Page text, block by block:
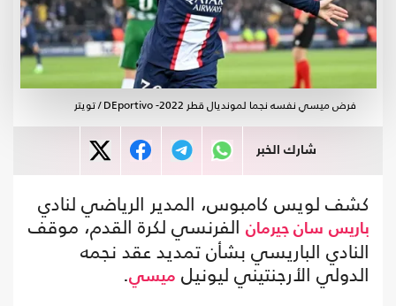
فرض ميسي نفسه نجما لمونديال قطر 2022- DEportivo / تويتر
شارك الخبر
كشف لويس كامبوس، المدير الرياضي لنادي
باريس سان جيرمان الفرنسي لكرة القدم، موقف
النادي الباريسي بشأن تمديد عقد نجمه
الدولي الأرجنتيني ليونيل ميسي.